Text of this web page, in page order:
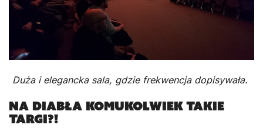
Duża i elegancka sala, gdzie frekwencja dopisywała.
Na diabła komukolwiek takie
targi?!